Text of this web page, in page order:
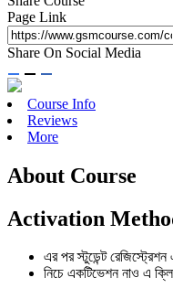
Page Link
Share On Social Media
Course Info
Reviews
More
About Course
Activation Method
এর পর স্টুডেন্ট
নিচে একটিভেশন নাও এ